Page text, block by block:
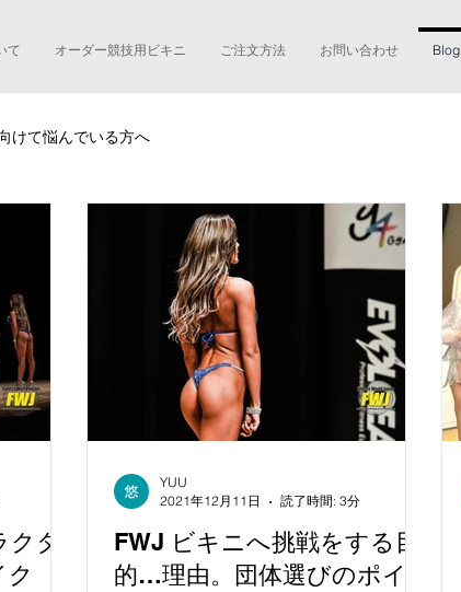
て オーダー競技用ビキニ ご注文方法 お問い合わせ Blog
けて悩んでいる方へ
タ
FWJ ビキニへ挑戦をする目
的…理由。団体選びのポイ
YUU
2021年12月11日
読了時間: 3分